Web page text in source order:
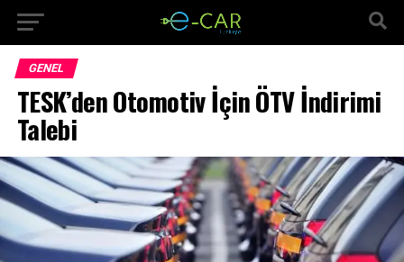
GENEL
TESK’den Otomotiv İçin ÖTV İndirimi
Talebi